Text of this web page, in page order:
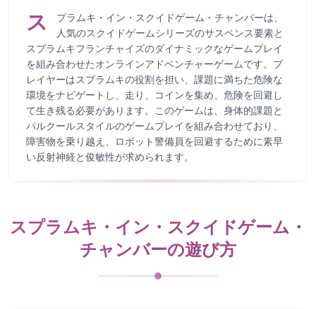
ス
プラムキ・イン・スクイドゲーム・チャンバーは、
人気のスクイドゲームシリーズのサスペンス要素と
スプラムキフランチャイズのダイナミックなゲームプレイ
を組み合わせたオンラインアドベンチャーゲームです。プ
レイヤーはスプラムキの役割を担い、課題に満ちた危険な
環境をナビゲートし、走り、コインを集め、危険を回避し
て生き残る必要があります。このゲームは、身体的課題と
パルクールスタイルのゲームプレイを組み合わせており、
障害物を乗り越え、ロボット警備員を回避するために素早
い反射神経と俊敏性が求められます。
スプラムキ・イン・スクイドゲーム・
チャンバーの遊び方